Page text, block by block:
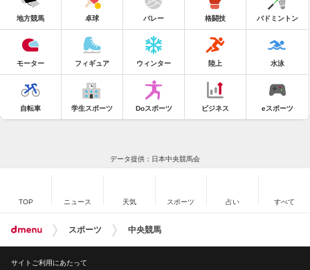
地方競馬 卓球 バレー 格闘技 バドミントン
モーター フィギュア ウィンター 陸上 水泳
自転車 学生スポーツ Doスポーツ ビジネス eスポーツ
データ提供：日本中央競馬会
TOP ニュース 天気 スポーツ 占い すべて
スポーツ 中央競馬
サイトご利用にあたって